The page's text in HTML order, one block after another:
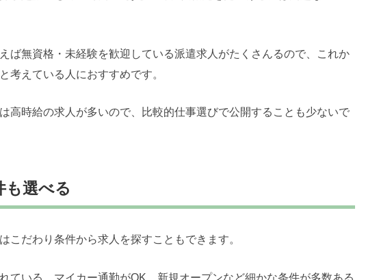
ば無資格・未経験を歓迎している派遣求人がたくさんるので、これか
考えている人におすすめです。
高時給の求人が多いので、比較的仕事選びで公開することも少ないで
も選べる
こだわり条件から求人を探すこともできます。
ている、マイカー通勤がOK、新規オープンなど細かな条件が多数ある